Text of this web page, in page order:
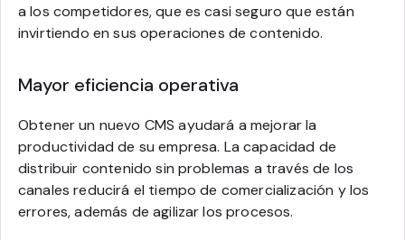
a los competidores, que es casi seguro que están
invirtiendo en sus operaciones de contenido.
Mayor eficiencia operativa
Obtener un nuevo CMS ayudará a mejorar la
productividad de su empresa. La capacidad de
distribuir contenido sin problemas a través de los
canales reducirá el tiempo de comercialización y los
errores, además de agilizar los procesos.